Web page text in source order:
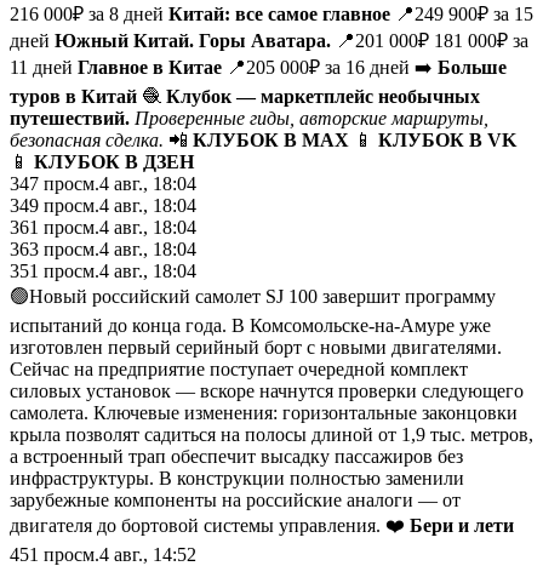
216 000₽ за 8 дней Китай: все самое главное 📍249 900₽ за 15
дней Южный Китай. Горы Аватара. 📍201 000₽ 181 000₽ за
11 дней Главное в Китае 📍205 000₽ за 16 дней ➡️ Больше
туров в Китай 🧶 Клубок — маркетплейс необычных
путешествий. Проверенные гиды, авторские маршруты,
безопасная сделка. 📲 КЛУБОК В MAX 📱 КЛУБОК В VK
📱 КЛУБОК В ДЗЕН
347 просм.4 авг., 18:04
349 просм.4 авг., 18:04
361 просм.4 авг., 18:04
363 просм.4 авг., 18:04
351 просм.4 авг., 18:04
🟢Новый российский самолет SJ 100 завершит программу
испытаний до конца года. В Комсомольске-на-Амуре уже
изготовлен первый серийный борт с новыми двигателями.
Сейчас на предприятие поступает очередной комплект
силовых установок — вскоре начнутся проверки следующего
самолета. Ключевые изменения: горизонтальные законцовки
крыла позволят садиться на полосы длиной от 1,9 тыс. метров,
а встроенный трап обеспечит высадку пассажиров без
инфраструктуры. В конструкции полностью заменили
зарубежные компоненты на российские аналоги — от
двигателя до бортовой системы управления. ❤️ Бери и лети
451 просм.4 авг., 14:52